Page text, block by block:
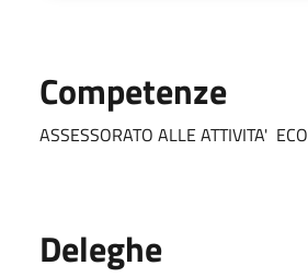
Competenze
ASSESSORATO ALLE ATTIVITA'
Deleghe